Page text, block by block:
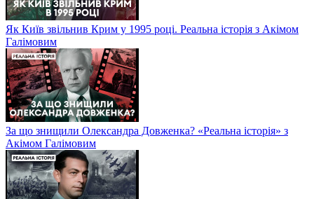
Як Київ звільнив Крим у 1995 році. Реальна історія з Акімом
Галімовим
За що знищили Олександра Довженка? «Реальна історія» з
Акімом Галімовим